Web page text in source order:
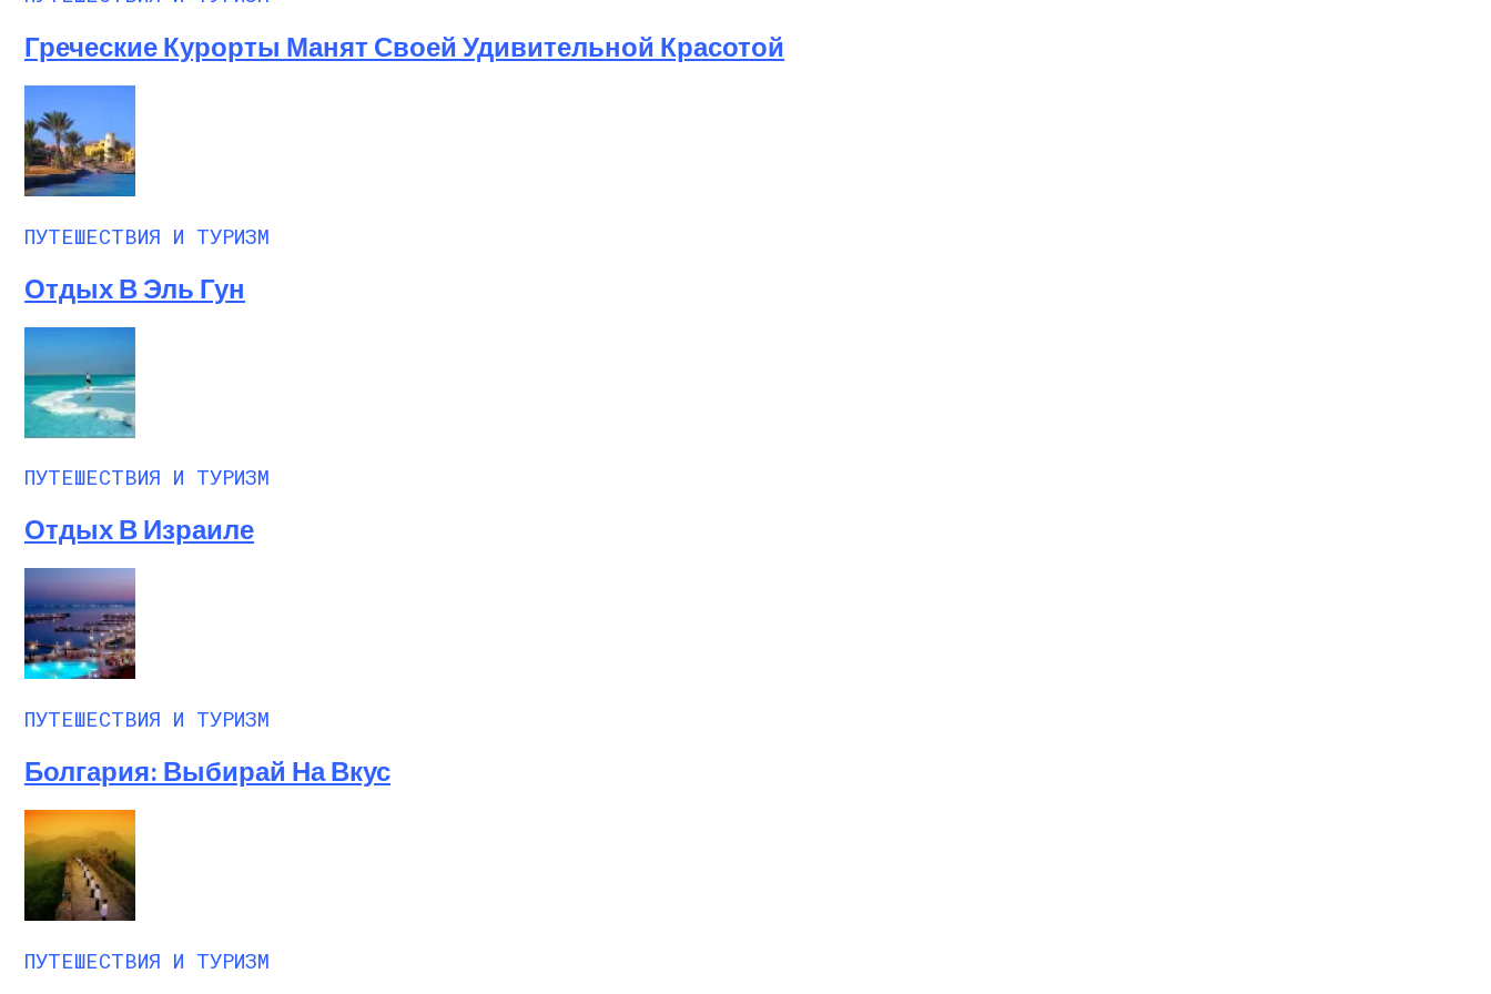
Греческие Курорты Манят Своей Удивительной Красотой
ПУТЕШЕСТВИЯ И ТУРИЗМ
Отдых В Эль Гун
ПУТЕШЕСТВИЯ И ТУРИЗМ
Отдых В Израиле
ПУТЕШЕСТВИЯ И ТУРИЗМ
Болгария: Выбирай На Вкус
ПУТЕШЕСТВИЯ И ТУРИЗМ